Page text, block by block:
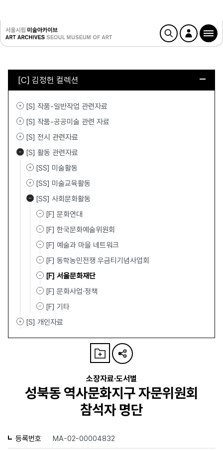
[C] 김정헌 컬렉션
[S] 작품-일반작업 관련자료
[S] 작품-공공미술 관련 자료
[S] 전시 관련자료
[S] 활동 관련자료
[SS] 미술활동
[SS] 미술교육활동
[SS] 사회문화활동
[F] 문화연대
[F] 한국문화예술위원회
[F] 예술과 마을 네트워크
[F] 동학농민전쟁 우금티기념사업회
[F] 서울문화재단
[F] 문화사업·정책
[F] 기타
[S] 개인자료
소장자료·도서별
성북동 역사문화지구 자문위원회
참석자 명단
등록번호 MA-02-00004832